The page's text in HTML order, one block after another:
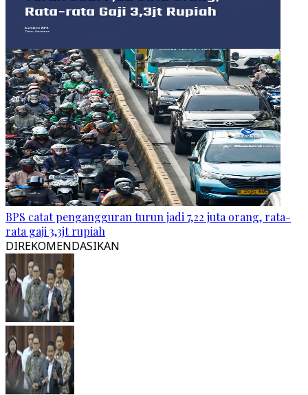
BPS catat pengangguran turun jadi 7,22 juta orang, rata-
rata gaji 3,3jt rupiah
DIREKOMENDASIKAN